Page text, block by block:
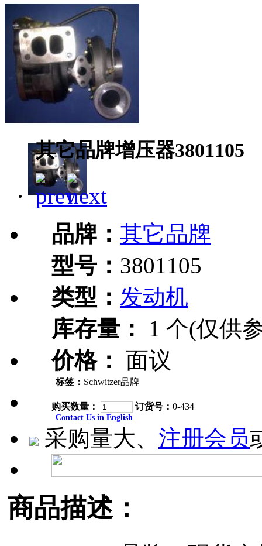
其它品牌增压器3801105
品牌： 其它品牌
型号： 3801105
类型： 发动机
库存量：
1 个(仅供
价格： 面议
标签： Schwitzer品牌
购买数量： 订货号： 0-434
Contact Us in English
采购量大、 注册会员
商品描述：